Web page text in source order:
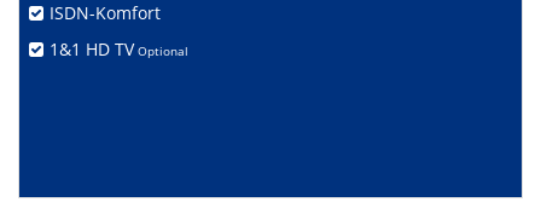
ISDN-Komfort
1&1 HD TV Optional